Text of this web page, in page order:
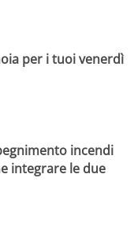
per i tuoi venerdì
incendi
integrare le due